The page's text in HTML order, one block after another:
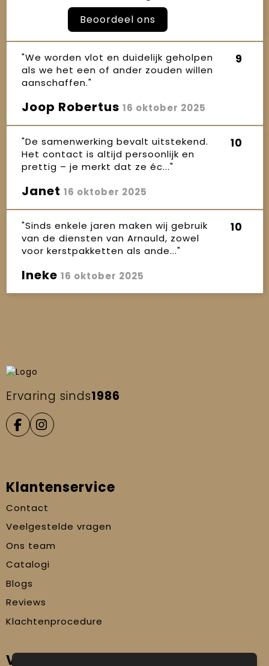
Beoordeel ons
"We worden vlot en duidelijk geholpen
als we het een of ander zouden willen
aanschaffen."
9
Joop Robertus 16 oktober 2025
"De samenwerking bevalt uitstekend.
Het contact is altijd persoonlijk en
prettig – je merkt dat ze éc..."
10
Janet 16 oktober 2025
"Sinds enkele jaren maken wij gebruik
van de diensten van Arnauld, zowel
voor kerstpakketten als ande..."
10
Ineke 16 oktober 2025
Ervaring sinds1986
Klantenservice
Contact
Veelgestelde vragen
Ons team
Catalogi
Blogs
Reviews
Klachtenprocedure
Veilig winkelen